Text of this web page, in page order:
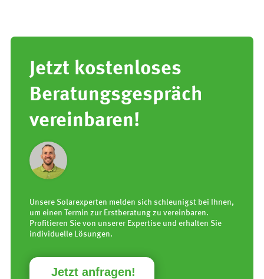
Jetzt kostenloses
Beratungsgespräch
vereinbaren!
Unsere Solarexperten melden sich schleunigst bei Ihnen,
um einen Termin zur Erstberatung zu vereinbaren.
Profitieren Sie von unserer Expertise und erhalten Sie
individuelle Lösungen.
Jetzt anfragen!